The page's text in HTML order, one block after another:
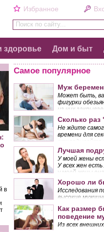
Избранное
Поиск по сайту...
здоровье Дом и быт
Самое популярное
Муж
Может быть,
фигурки
из них
означает «не
другая
слушаю
закрывает
вести себя
Сколько
Не ждите
времени для
откладывайте
если желанный
наступает. Вы
что, поступая
разрушаете
Лучшая
У моей жены
У всех жен
у моей жены
крайней мере,
Хорошо ли
Исследования
высокие
низкорослыми.
Как размер
поведение
Из всех
в